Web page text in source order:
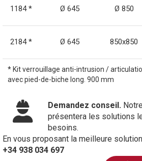
1184 * Ø 645 Ø 850
2184 * Ø 645 850x850
* Kit verrouillage anti-intrusion /
avec pied-de-biche long. 900 mm
Demandez conseil.
présentera les solutions
besoins.
En vous proposant la meilleure
+34 938 034 697